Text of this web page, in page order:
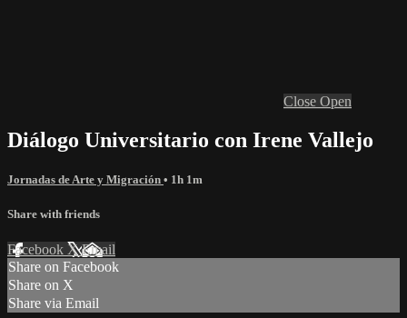
Close Open
Diálogo Universitario con Irene Vallejo
Jornadas de Arte y Migración • 1h 1m
Share with friends
Facebook XEmail
Share on Facebook
Share on X
Share via Email